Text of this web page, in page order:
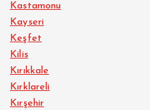
Kastamonu
Kayseri
Keşfet
Kilis
Kırıkkale
Kırklareli
Kırşehir